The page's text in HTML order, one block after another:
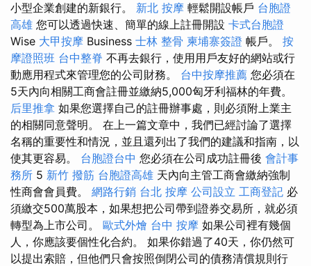
小型企業創建的新銀行。 新北 按摩 輕鬆開設帳戶 台胞證
高雄 您可以透過快速、簡單的線上註冊開設 卡式台胞證
Wise 大甲按摩 Business 士林 整骨 柬埔寨簽證 帳戶。 按
摩證照班 台中整脊 不再去銀行，使用用戶友好的網站或行
動應用程式來管理您的公司財務。 台中按摩推薦 您必須在
5天內向相關工商會註冊並繳納5,000匈牙利福林的年費。
后里推拿 如果您選擇自己的註冊辦事處，則必須附上業主
的相關同意聲明。 在上一篇文章中，我們已經討論了選擇
名稱的重要性和情況，並且還列出了我們的建議和指南，以
使其更容易。 台胞證台中 您必須在公司成功註冊後 會計事
務所 5 新竹 撥筋 台胞證高雄 天內向主管工商會繳納強制
性商會會員費。 網路行銷 台北 按摩 公司設立 工商登記 必
須繳交500萬股本，如果想把公司帶到證券交易所，就必須
轉型為上市公司。 歐式外燴 台中 按摩 如果公司裡有幾個
人，你應該要個性化合約。 如果你錯過了40天，你仍然可
以提出索賠，但他們只會按照倒閉公司的債務清償規則行